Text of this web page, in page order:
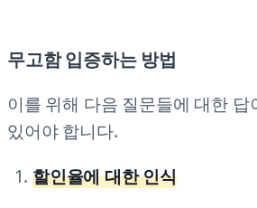
무고함 입증하는 방법
이를 위해 다음 질문들에 대한 답
있어야 합니다.
할인율에 대한 인식